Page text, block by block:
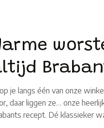
je langs één van onze
daar liggen ze… onze
recept. Dé klassieker